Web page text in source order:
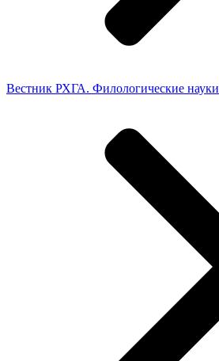
Вестник РХГА. Филологические науки